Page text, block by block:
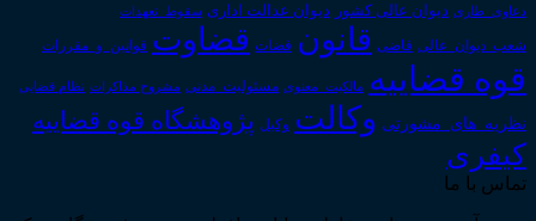
دعاوی_طاری دیوان عالی کشور دیوان عدالت اداری سقوط_تعهدات
شعب_دیوان_عالی قاضی قانون قضات قضاوت قوانین_و_مقررات
قوه قضاییه مالکیت_معنوی مسئولیت_مدنی مشروح مذاکرات نظام قضایی
نظریه_های_مشورتی وکالت وکیل پژوهشگاه قوه قضاییه
کیفری
تماس با ما